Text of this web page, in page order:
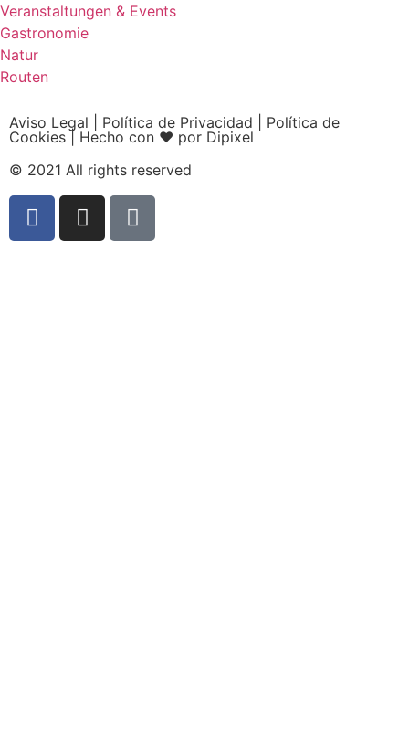
Veranstaltungen & Events
Gastronomie
Natur
Routen
Aviso Legal Política de Privacidad
Política de
Cookies| Hecho con ❤ por Dipixel
© 2021 All rights reserved